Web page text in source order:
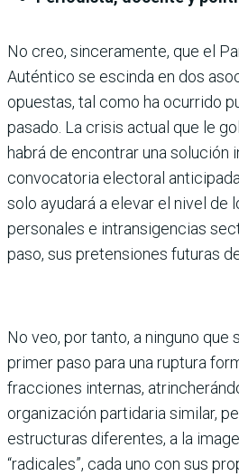
No creo, sinceramente, que el
Auténtico se escinda en dos
opuestas, tal como ha ocurrido
pasado. La crisis actual que le
habrá de encontrar una solución
convocatoria electoral
solo ayudará a elevar el nivel de
personales e intransigencias
paso, sus pretensiones futuras
No veo, por tanto, a ninguno que
primer paso para una ruptura
fracciones internas,
organización partidaria similar,
estructuras diferentes, a la
“radicales”, cada uno con sus